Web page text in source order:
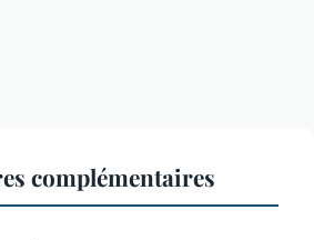
complémentaires